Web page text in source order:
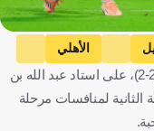
الأهلي
كرة قدم
تعادل الدحيل القطري وضيفه الأهلي السعودي (2-2)، على استاد عبد الله بن
الثانية لمنافسات مرحلة